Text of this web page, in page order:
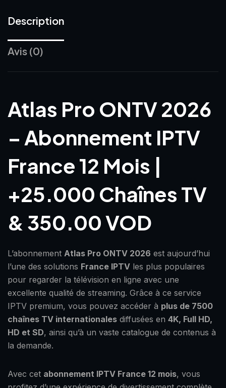
Description
Avis (0)
Atlas Pro ONTV 2026
– Abonnement IPTV
France 12 Mois |
+25.000 Chaînes TV
& 350.00 VOD
L’abonnement Atlas Pro ONTV 2026 est aujourd’hui
l’une des solutions France IPTV les plus populaires
pour regarder la télévision en ligne avec une
excellente qualité de streaming. Grâce à ce service
IPTV premium, vous pouvez accéder à plus de 7500
chaînes TV internationales diffusées en 4K, Full HD,
HD et SD, ainsi qu’à un vaste catalogue de contenus à
la demande.
Avec cet abonnement IPTV France 12 mois, vous